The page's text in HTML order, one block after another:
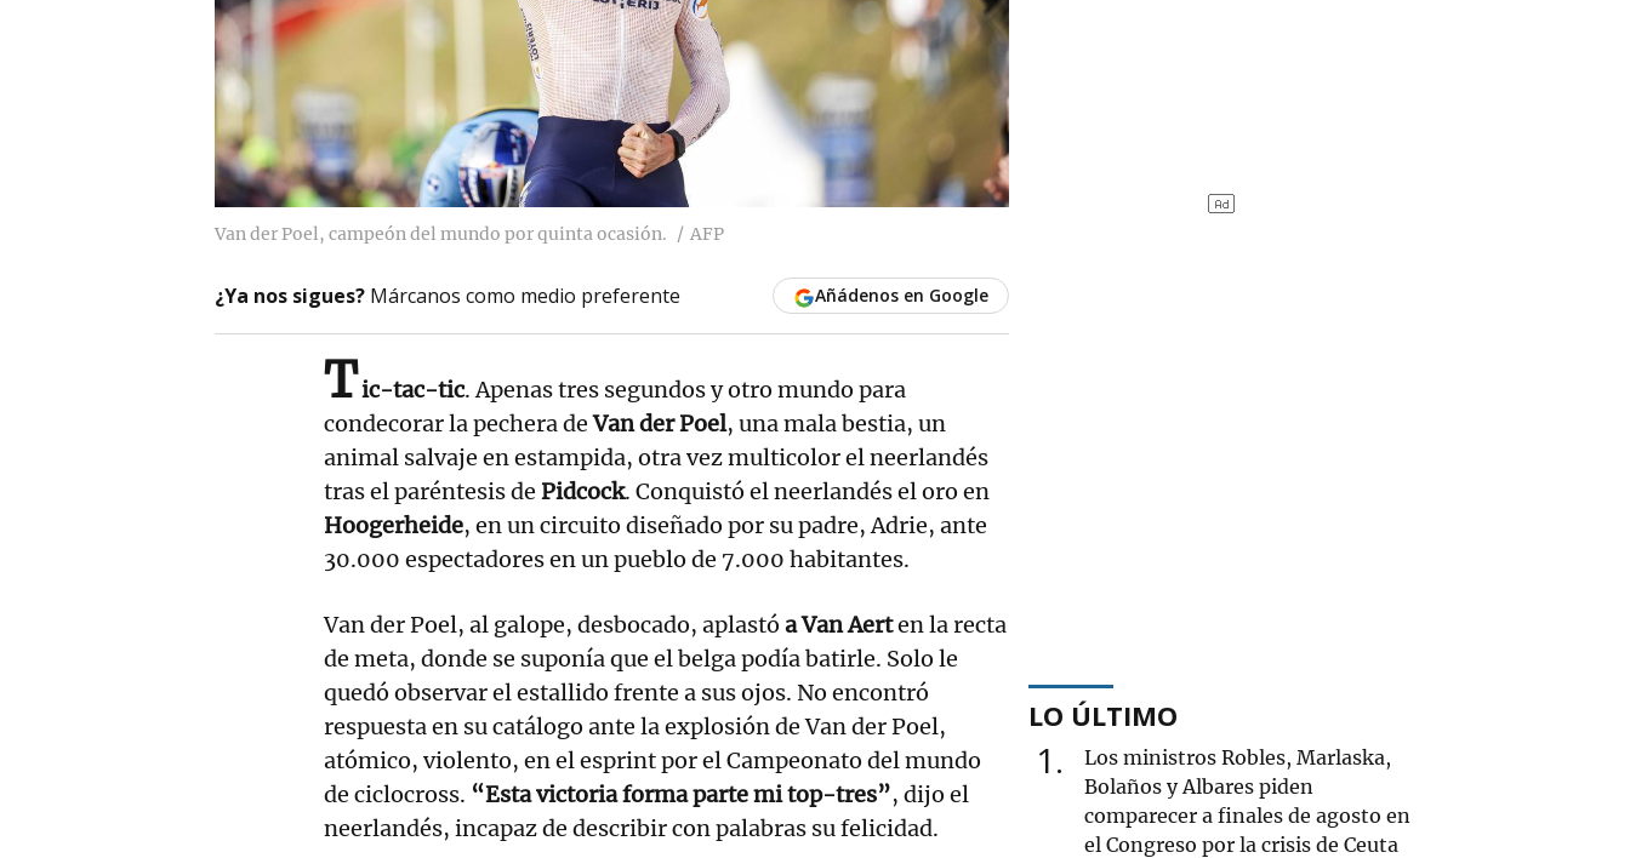
Van der Poel, campeón del mundo por quinta ocasión. AFP
¿Ya nos sigues? Márcanos como medio preferente Añádenos en Google
Tic-tac-tic. Apenas tres segundos y otro mundo para
condecorar la pechera deVan der Poel, una mala bestia, un
animal salvaje en estampida, otra vez multicolor el neerlandés
tras el paréntesis de Pidcock. Conquistó el neerlandés el oro en
Hoogerheide, en un circuito diseñado por su padre, Adrie, ante
30.000 espectadores en un pueblo de 7.000 habitantes.
Van der Poel, al galope, desbocado, aplastó a Van Aerten la recta
de meta, donde se suponía que el belga podía batirle. Solo le
quedó observar el estallido frente a sus ojos. No encontró
respuesta en su catálogo ante la explosión de Van der Poel,
atómico, violento, en el esprint por el Campeonato del mundo
de ciclocross. “Esta victoria forma parte mi top-tres”, dijo el
neerlandés, incapaz de describir con palabras su felicidad.
LO ÚLTIMO
1
Los ministros Robles, Marlaska,
Bolaños y Albares piden
comparecer a finales de agosto en
el Congreso por la crisis de Ceuta